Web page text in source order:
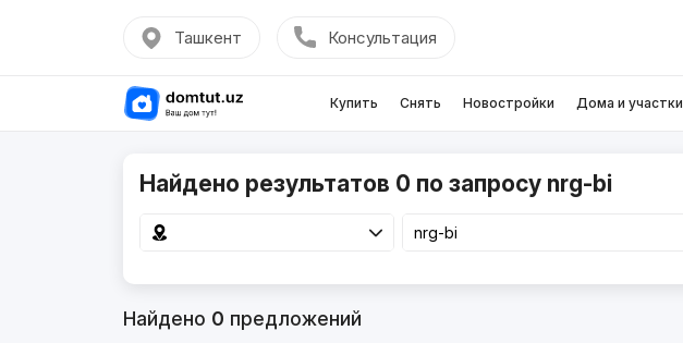
Ташкент Консультация
Купить Снять Новостройки Дома и участки
Найдено результатов 0 по запросу nrg-bi
Найдено 0 предложений